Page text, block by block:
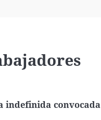
indefinida convocada